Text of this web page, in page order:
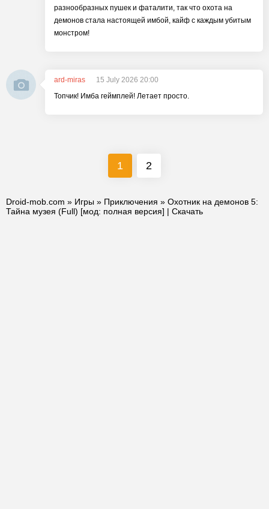
разнообразных пушек и фаталити, так что охота на
демонов стала настоящей имбой, кайф с каждым убитым
монстром!
ard-miras
15 July 2026 20:00
Топчик! Имба геймплей! Летает просто.
1 2
Droid-mob.com » Игры » Приключения » Охотник на демонов 5:
Тайна музея (Full) [мод: полная версия] | Скачать